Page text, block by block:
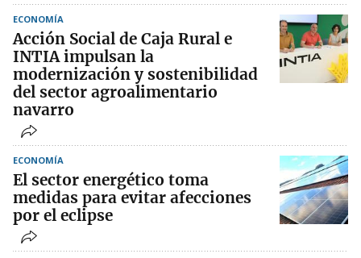
ECONOMÍA
Acción Social de Caja Rural e
INTIA impulsan la
modernización y sostenibilidad
del sector agroalimentario
navarro
ECONOMÍA
El sector energético toma
medidas para evitar afecciones
por el eclipse